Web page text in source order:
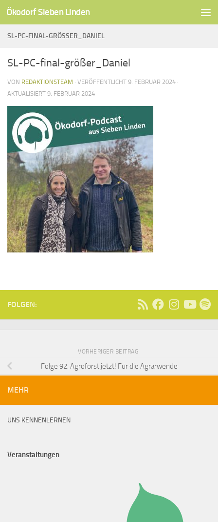
Unter dem Inhalt
Ökodorf Sieben Linden
SL-PC-FINAL-GRÖSSER_DANIEL
SL-PC-final-größer_Daniel
VON REDAKTIONSTEAM · VERÖFFENTLICHT 9. FEBRUAR 2024 ·
AKTUALISIERT 9. FEBRUAR 2024
FOLGEN:
VORHERIGER BEITRAG
Folge 92: Agroforst jetzt! Für die Agrarwende
MEHR
UNS KENNENLERNEN
Veranstaltungen